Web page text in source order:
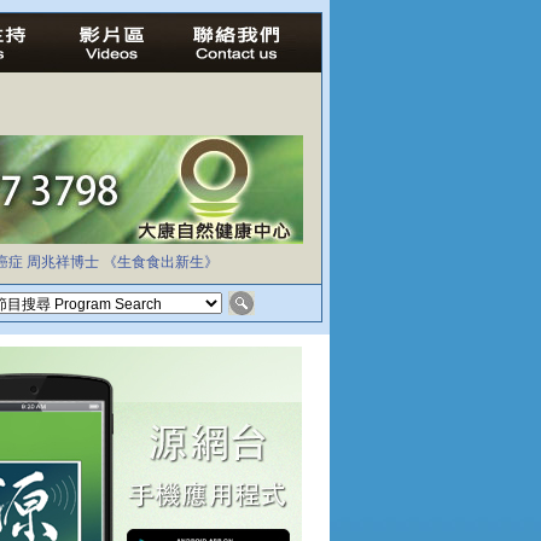
症 周兆祥博士 《生食食出新生》